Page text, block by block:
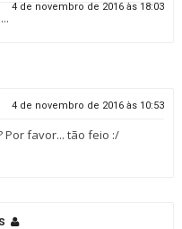
4 de novembro de 2016 às 18:03
4 de novembro de 2016 às 10:53
Por favor... tão feio :/